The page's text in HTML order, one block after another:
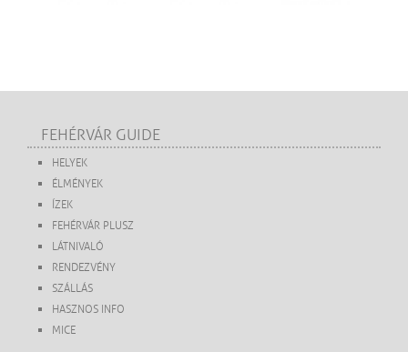
FEHÉRVÁR GUIDE
HELYEK
ÉLMÉNYEK
ÍZEK
FEHÉRVÁR PLUSZ
LÁTNIVALÓ
RENDEZVÉNY
SZÁLLÁS
HASZNOS INFO
MICE